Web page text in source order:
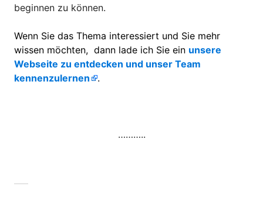
beginnen zu können.
Wenn Sie das Thema interessiert und Sie mehr
wissen möchten, dann lade ich Sie ein unsere
Webseite zu entdecken und unser Team
kennenzulernen
.
………..